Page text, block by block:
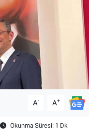
A- A+
Okunma Süresi: 1 Dk